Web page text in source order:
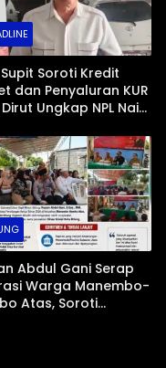
Soroti Kredit
dan Penyaluran KUR
Dirut Ungkap NPL Naik
Abdul Gani Serap
Warga Manembo-
Atas, Soroti